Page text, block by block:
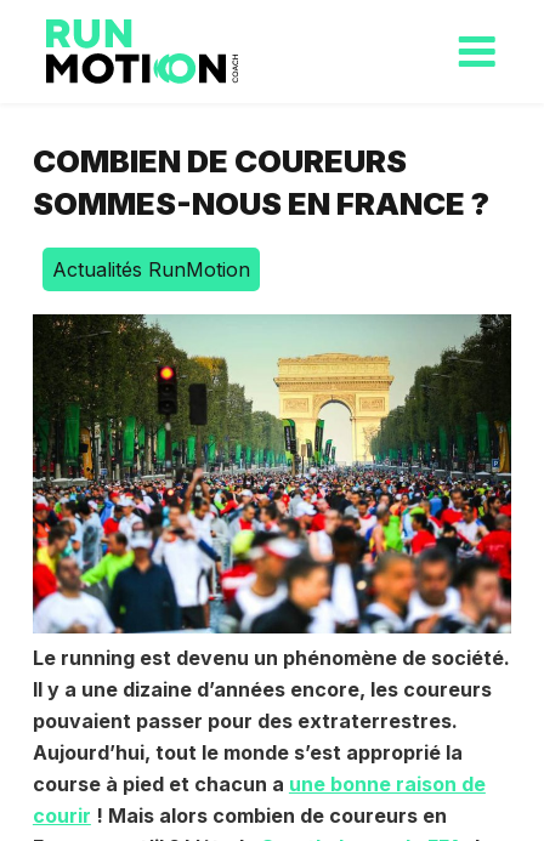
COMBIEN DE COUREURS
SOMMES-NOUS EN FRANCE ?
Actualités RunMotion
Le running est devenu un phénomène de société.
Il y a une dizaine d’années encore, les coureurs
pouvaient passer pour des extraterrestres.
Aujourd’hui, tout le monde s’est approprié la
course à pied et chacun a une bonne raison de
courir ! Mais alors combien de coureurs en